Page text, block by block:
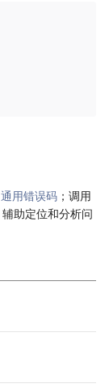
通用错误码 ；调用
辅助定位和分析问